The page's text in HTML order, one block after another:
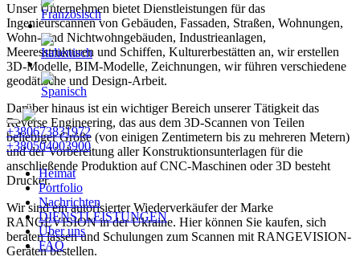
+380673831972
+380504003900
Heimat
Portfolio
Nachrichten
DIENSTLEISTUNGEN
Über uns
FAQ
Unser Unternehmen bietet Dienstleistungen für das
Ingenieurscannen von Gebäuden, Fassaden, Straßen, Wohnungen,
Wohn- und Nichtwohngebäuden, Industrieanlagen,
Meeresstrukturen und Schiffen, Kulturerbestätten an, wir erstellen
3D-Modelle, BIM-Modelle, Zeichnungen, wir führen verschiedene
geodätische und Design-Arbeit.
Darüber hinaus ist ein wichtiger Bereich unserer Tätigkeit das
Reverse Engineering, das aus dem 3D-Scannen von Teilen
beliebiger Größe (von einigen Zentimetern bis zu mehreren Metern)
und der Vorbereitung aller Konstruktionsunterlagen für die
anschließende Produktion auf CNC-Maschinen oder 3D besteht
Drucker.
Wir sind ein autorisierter Wiederverkäufer der Marke
RANGEVISION in der Ukraine. Hier können Sie kaufen, sich
beraten lassen und Schulungen zum Scannen mit RANGEVISION-
Geräten bestellen.